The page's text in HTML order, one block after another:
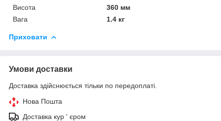
Висота
360 мм
Вага
1.4 кг
Приховати
Умови доставки
Доставка здійснюється тільки по передоплаті.
Нова Пошта
Доставка кур ' єром